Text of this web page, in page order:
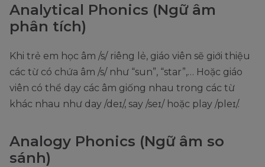
Analytical Phonics (Ngữ âm
phân tích)
Khi trẻ em học âm /s/ riêng lẻ, giáo viên sẽ giới thiệu
các từ có chứa âm /s/ như “sun”, “star”,… Hoặc giáo
viên có thể dạy các âm giống nhau trong các từ
khác nhau như day /deɪ/, say /seɪ/ hoặc play /pleɪ/.
Analogy Phonics (Ngữ âm so
sánh)